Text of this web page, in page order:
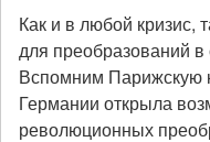
Как и в любой кризис,
для преобразований
Вспомним Парижскую
Германии открыла
революционных